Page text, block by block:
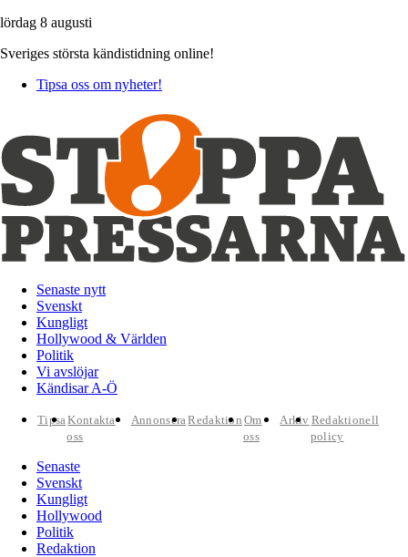
lördag 8 augusti
Sveriges största kändistidning online!
Tipsa oss om nyheter!
Senaste nytt
Svenskt
Kungligt
Hollywood & Världen
Politik
Vi avslöjar
Kändisar A-Ö
TipsaKontakta
oss
AnnonseraRedaktion Om
oss
Arkiv Redaktionell
policy
Senaste
Svenskt
Kungligt
Hollywood
Politik
Redaktion